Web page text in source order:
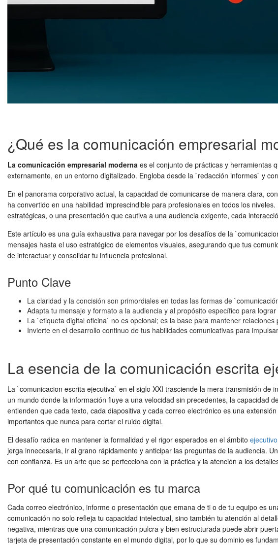
¿Qué es la comunicación empresarial
La comunicación empresarial moderna es el conjunto de prácticas y herramientas
externamente, en un entorno digitalizado. Engloba desde la `redacción informes` y
En el panorama corporativo actual, la capacidad de comunicarse de manera clara,
ha convertido en una habilidad imprescindible para profesionales en todos los
estratégicas, o una presentación que cautiva a una audiencia exigente, cada
Este artículo es una guía exhaustiva para navegar por los desafíos de la
mensajes hasta el uso estratégico de elementos visuales, asegurando que tus
de interactuar y consolidar tu influencia profesional.
Punto Clave
La claridad y la concisión son primordiales en todas las formas de
Adapta tu mensaje y formato a la audiencia y al propósito específico para
La `etiqueta digital oficina` no es opcional; es la base para mantener
Invierte en el desarrollo continuo de tus habilidades comunicativas para
La esencia de la comunicación escrita
La `comunicacion escrita ejecutiva` en el siglo XXI trasciende la mera transmisión
un mundo donde la información fluye a una velocidad sin precedentes, la capacidad
entienden que cada texto, cada diapositiva y cada correo electrónico es una
importantes que nunca para cortar el ruido digital.
El desafío radica en mantener la formalidad y el rigor esperados en el ámbito ejecutivo
jerga innecesaria, ir al grano rápidamente y anticipar las preguntas de la audiencia.
con confianza. Es un arte que se perfecciona con la práctica y la atención a los
Por qué tu comunicación es tu marca
Cada correo electrónico, informe o presentación que emana de ti o de tu equipo es
comunicación no solo refleja tu capacidad intelectual, sino también tu atención al
negativa, mientras que una comunicación pulcra y bien estructurada puede abrir
tarjeta de presentación constante en el mundo digital, por lo que su dominio es